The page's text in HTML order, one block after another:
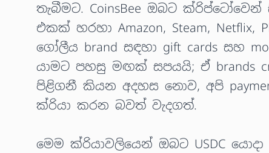
තැබීමට. CoinsBee ඔබට ක්රිප්ටෝවෙන්
එකක් හරහා Amazon, Steam, Netflix,
ගෝලීය brand සඳහා gift cards සහ
යාමට පහසු මඟක් සපයයි; ඒ brands
පිළිගනී කියන අදහස නොව, අපි
ක්රියා කරන බවත් වැදගත්.
මෙම ක්රියාවලියෙන් ඔබට USDC